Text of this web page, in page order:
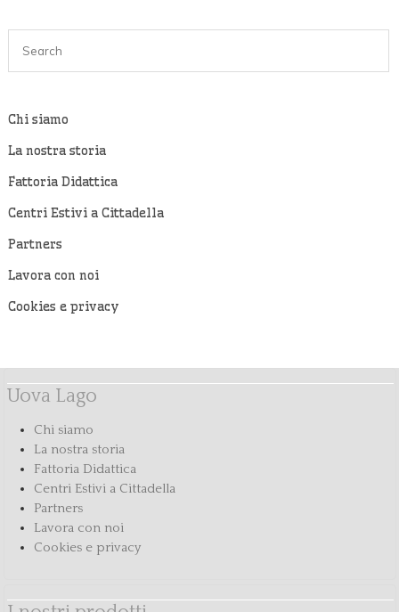
Chi siamo
La nostra storia
Fattoria Didattica
Centri Estivi a Cittadella
Partners
Lavora con noi
Cookies e privacy
Uova Lago
Chi siamo
La nostra storia
Fattoria Didattica
Centri Estivi a Cittadella
Partners
Lavora con noi
Cookies e privacy